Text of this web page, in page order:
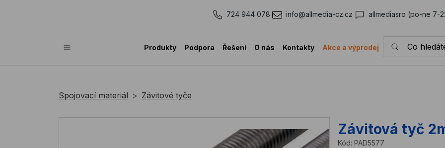
724 944 078 info@allmedia-cz.cz allmediasro (po-ne 7-
Produkty Podpora Řešení O nás Kontakty Akce a výprodej
Co hledáte?
Spojovací materiál Závitové tyče
Závitová tyč
Kód: PAD5577